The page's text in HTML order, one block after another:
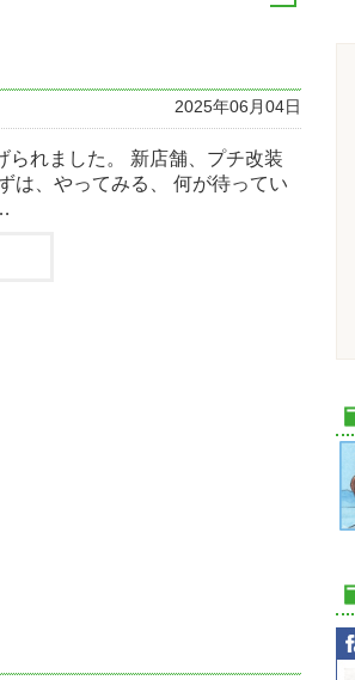
2025年06月04日
られました。 新店舗、プチ改装
は、やってみる、 何が待ってい